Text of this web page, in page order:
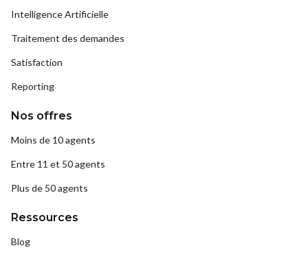
Intelligence Artificielle
Traitement des demandes
Satisfaction
Reporting
Nos offres
Moins de 10 agents
Entre 11 et 50 agents
Plus de 50 agents
Ressources
Blog